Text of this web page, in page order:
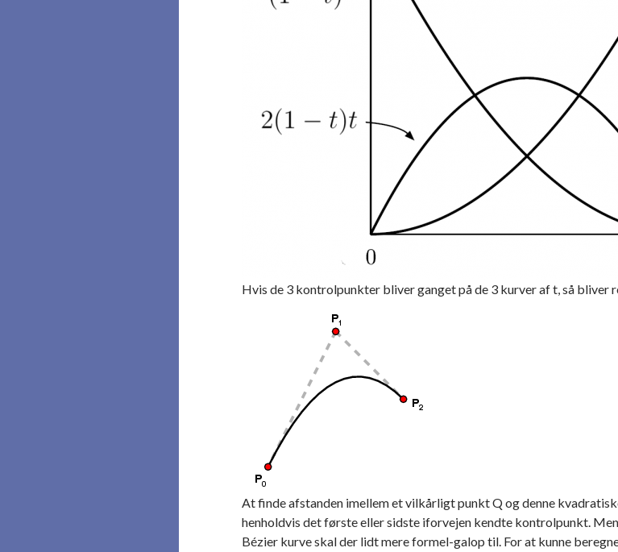
Hvis de 3 kontrolpunkter bliver ganget på de 3 kurver af t, så
At finde afstanden imellem et vilkårligt punkt Q og denne
henholdvis det første eller sidste iforvejen kendte kontrolpunkt.
Bézier kurve skal der lidt mere formel-galop til. For at kunne